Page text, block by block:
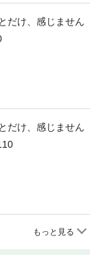
だけ、感じませ
だけ、感じませ
もっと見る